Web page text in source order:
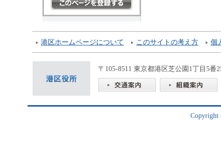
港区ホームページについて このサイトの考え方 個
〒105-8511 東京都港区芝公園1丁目5
Copyright